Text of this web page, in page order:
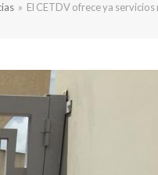
» El CETDV ofrece ya servicios